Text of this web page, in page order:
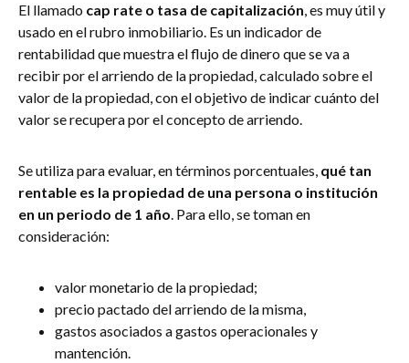
El llamado cap rate o tasa de capitalización, es muy útil y
usado en el rubro inmobiliario. Es un indicador de
rentabilidad que muestra el flujo de dinero que se va a
recibir por el arriendo de la propiedad, calculado sobre el
valor de la propiedad, con el objetivo de indicar cuánto del
valor se recupera por el concepto de arriendo.
Se utiliza para evaluar, en términos porcentuales, qué tan
rentable es la propiedad de una persona o institución
en un periodo de 1 año. Para ello, se toman en
consideración:
valor monetario de la propiedad;
precio pactado del arriendo de la misma,
gastos asociados a gastos operacionales y
mantención.